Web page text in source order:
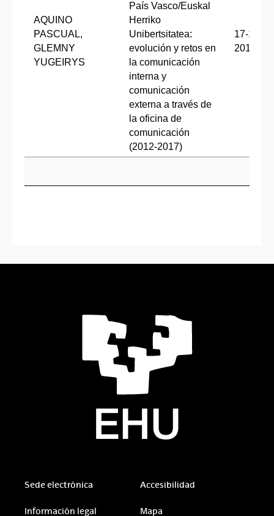
AQUINO
PASCUAL,
GLEMNY
YUGEIRYS
País Vasco/Euskal
Herriko
Unibertsitatea:
evolución y retos en
la comunicación
interna y
comunicación
externa a través de
la oficina de
comunicación
(2012-2017)
17-12-
2018
Sede electrónica Accesibilidad
Información legal Mapa